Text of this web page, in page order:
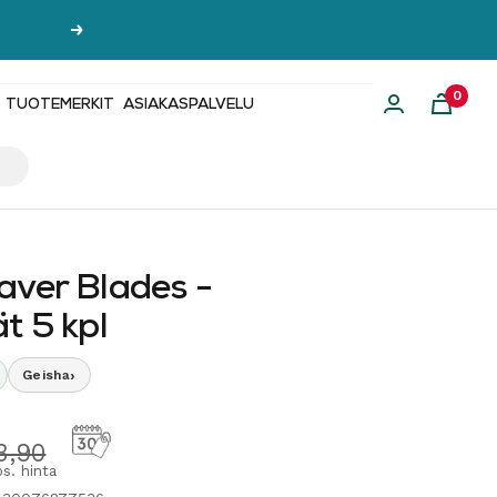
Seuraava
TUOTEMERKIT ASIAKASPALVELU
0
Blades -
5 kpl
Geisha›
hinta